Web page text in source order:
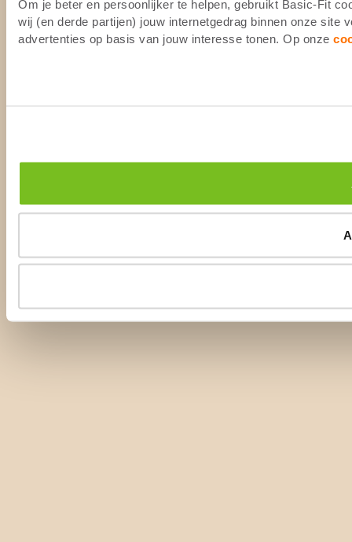
Om je beter en persoonlijker te helpen, gebruikt Basic-Fit
wij (en derde partijen) jouw internetgedrag binnen onze site
advertenties op basis van jouw interesse tonen. Op onze